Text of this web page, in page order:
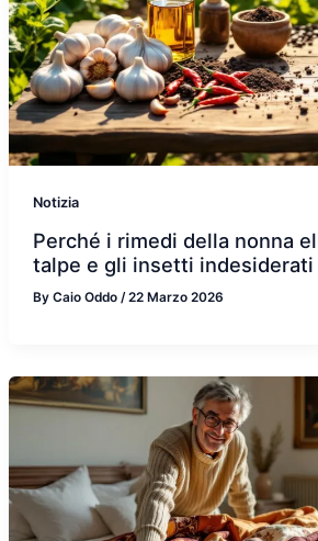
Notizia
Perché i rimedi della nonna
talpe e gli insetti indesiderati
By Caio Oddo /22 Marzo 2026